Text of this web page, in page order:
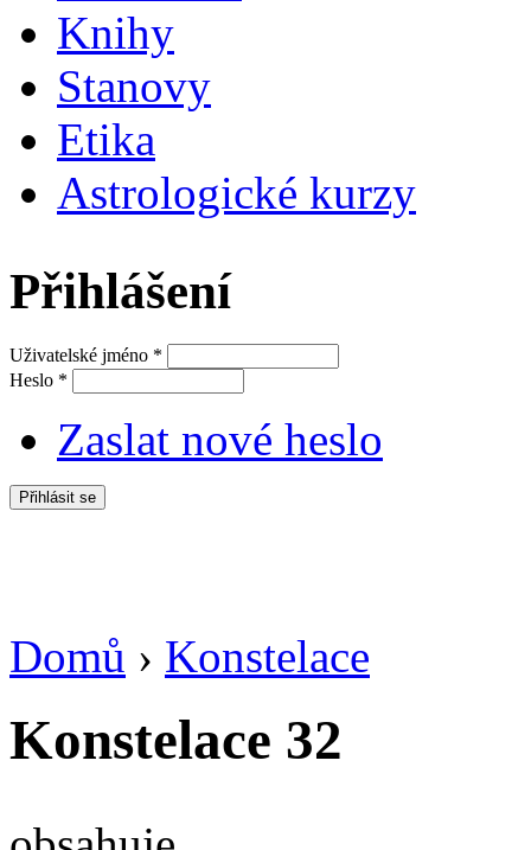
Knihy
Stanovy
Etika
Astrologické kurzy
Přihlášení
Uživatelské jméno *
Heslo *
Zaslat nové heslo
Jste zde
Domů › Konstelace
Konstelace 32